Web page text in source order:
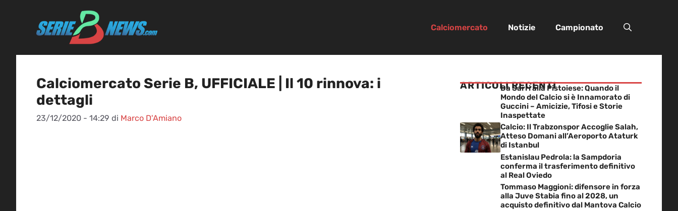
Calciomercato Notizie Campionato
Calciomercato Serie B, UFFICIALE | Il 10 rinnova: i
dettagli
23/12/2020 - 14:29 di Marco D'Amiano
ARTICOLI RECENTI
Da Sarri alla Pistoiese: Quando il
Mondo del Calcio si è Innamorato di
Guccini – Amicizie, Tifosi e Storie
Inaspettate
Calcio: Il Trabzonspor Accoglie Salah,
Atteso Domani all’Aeroporto Ataturk
di Istanbul
Estanislau Pedrola: la Sampdoria
conferma il trasferimento definitivo
al Real Oviedo
Tommaso Maggioni: difensore in forza
alla Juve Stabia fino al 2028, un
acquisto definitivo dal Mantova Calcio